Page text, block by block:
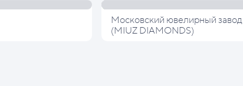
Московский ювелирный завод
(MIUZ DIAMONDS)